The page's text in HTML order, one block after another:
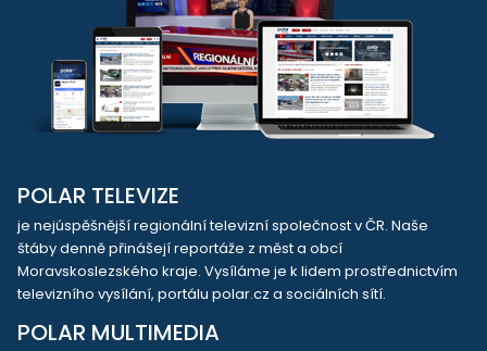
POLAR TELEVIZE
je nejúspěšnější regionální televizní společnost v ČR. Naše
štáby denně přinášejí reportáže z měst a obcí
Moravskoslezského kraje. Vysíláme je k lidem prostřednictvím
televizního vysílání, portálu polar.cz a sociálních sítí.
POLAR MULTIMEDIA